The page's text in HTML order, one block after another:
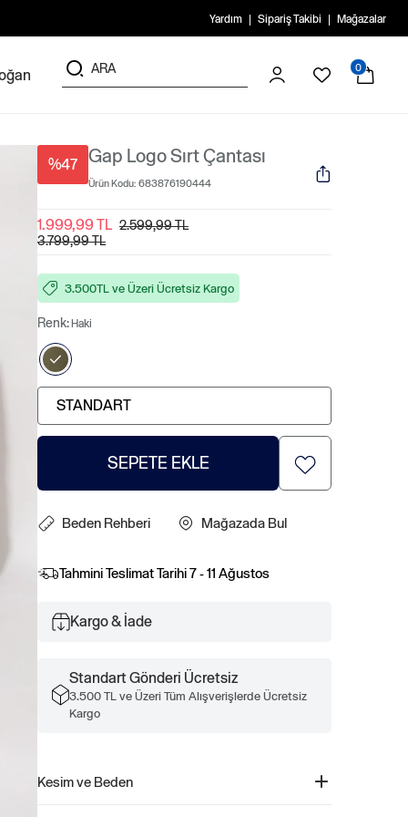
Yardım Sipariş Takibi Mağazalar
0
%47 Gap Logo Sırt Çantası
Ürün Kodu: 683876190444
1.999,99 TL 2.599,99 TL
3.799,99 TL
3.500TL ve Üzeri Ücretsiz Kargo
Renk: Haki
STANDART
SEPETE EKLE
Beden Rehberi Mağazada Bul
Tahmini Teslimat Tarihi7 - 11 Ağustos
Kargo & İade
Standart Gönderi Ücretsiz
3.500 TL ve Üzeri Tüm Alışverişlerde Ücretsiz
Kargo
Kesim ve Beden